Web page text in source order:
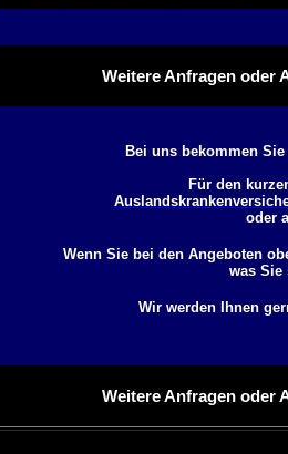
Weitere Anfragen oder
Bei uns bekommen
Für den
oder
Wenn Sie bei den Angeboten
was Sie
Wir werden Ihnen
Weitere Anfragen oder